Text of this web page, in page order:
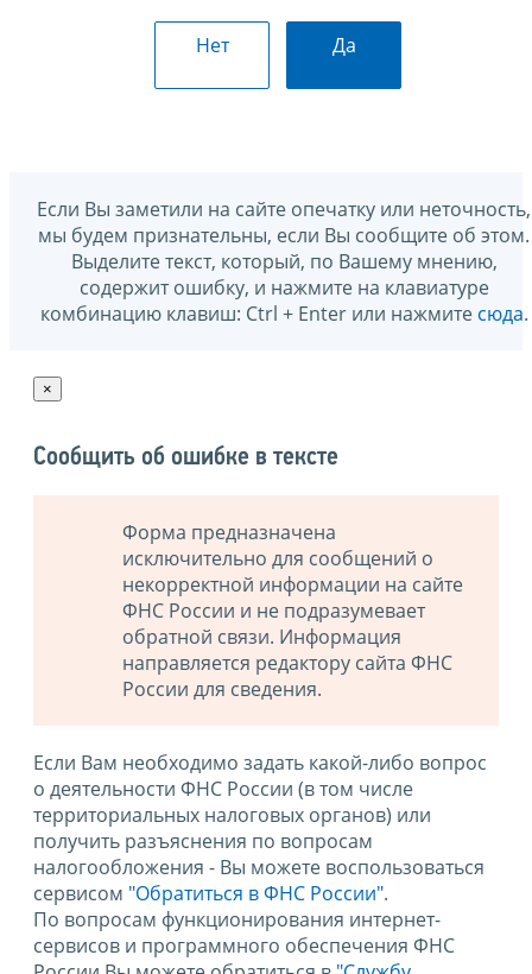
Нет Да
Если Вы заметили на сайте опечатку или неточность,
мы будем признательны, если Вы сообщите об этом.
Выделите текст, который, по Вашему мнению,
содержит ошибку, и нажмите на клавиатуре
комбинацию клавиш: Ctrl + Enter или нажмите сюда.
×
Сообщить об ошибке в тексте
Форма предназначена
исключительно для сообщений о
некорректной информации на сайте
ФНС России и не подразумевает
обратной связи. Информация
направляется редактору сайта ФНС
России для сведения.
Если Вам необходимо задать какой-либо вопрос
о деятельности ФНС России (в том числе
территориальных налоговых органов) или
получить разъяснения по вопросам
налогообложения - Вы можете воспользоваться
сервисом "Обратиться в ФНС России".
По вопросам функционирования интернет-
сервисов и программного обеспечения ФНС